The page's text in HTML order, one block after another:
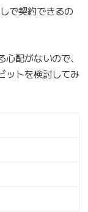
で契約できるの
配がないので、
ットを検討してみ